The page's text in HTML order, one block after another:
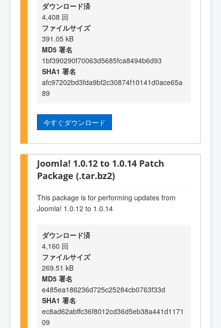
ダウンロード済
4,408 回
ファイルサイズ
391.05 kB
MD5 署名
1bf390290f70063d5685fca8494b6d93
SHA1 署名
afc97202bd3fda9bf2c30874f10141d0ace65a
89
今すぐダウンロード
Joomla! 1.0.12 to 1.0.14 Patch
Package (.tar.bz2)
This package is for performing updates from
Joomla! 1.0.12 to 1.0.14
ダウンロード済
4,160 回
ファイルサイズ
269.51 kB
MD5 署名
e485ea186236d725c25284cb0763f33d
SHA1 署名
ec8ad62abffc36f8012cd36d5eb38a441d1171
09